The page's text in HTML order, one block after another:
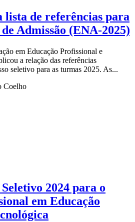
de referências para
Admissão (ENA-2025)
em Educação Profissional e
a relação das referências
seletivo para as turmas 2025. As...
Coelho
2024 para o
em Educação